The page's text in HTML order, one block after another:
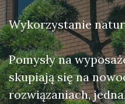
Wykorzystanie
Pomysły na
skupiają się na
rozwiązaniach,